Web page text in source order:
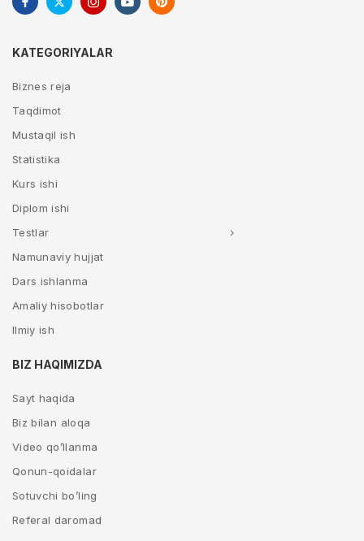
KATEGORIYALAR
Biznes reja
Taqdimot
Mustaqil ish
Statistika
Kurs ishi
Diplom ishi
Testlar
Namunaviy hujjat
Dars ishlanma
Amaliy hisobotlar
Ilmiy ish
BIZ HAQIMIZDA
Sayt haqida
Biz bilan aloqa
Video qo’llanma
Qonun-qoidalar
Sotuvchi bo’ling
Referal daromad